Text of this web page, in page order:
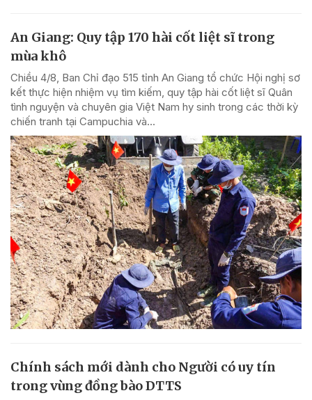
An Giang: Quy tập 170 hài cốt liệt sĩ trong
mùa khô
Chiều 4/8, Ban Chỉ đạo 515 tỉnh An Giang tổ chức Hội nghị sơ
kết thực hiện nhiệm vụ tìm kiếm, quy tập hài cốt liệt sĩ Quân
tình nguyện và chuyên gia Việt Nam hy sinh trong các thời kỳ
chiến tranh tại Campuchia và...
Chính sách mới dành cho Người có uy tín
trong vùng đồng bào DTTS